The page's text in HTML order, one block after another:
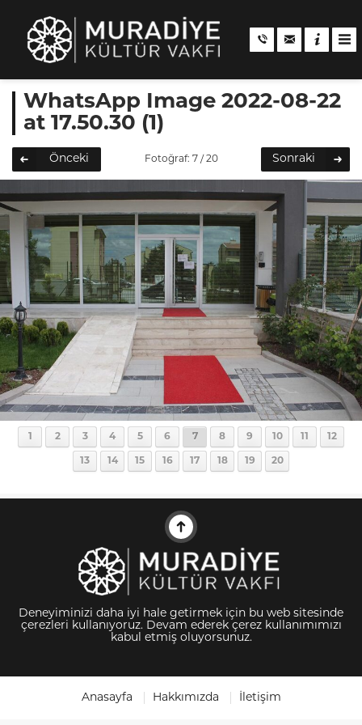
WhatsApp Image 2022-08-22
at 17.50.30 (1)
Önceki Fotoğraf: 7 / 20 Sonraki
1 2 3 4 5 6 7 8 9 10 11 12
13 14 15 16 17 18 19 20
Deneyiminizi daha iyi hale getirmek için bu web sitesinde
çerezleri kullanıyoruz. Devam ederek çerez kullanımımızı
kabul etmiş oluyorsunuz.
Anasayfa Hakkımızda İletişim